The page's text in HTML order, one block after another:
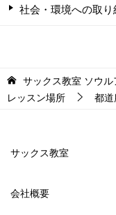
社会・環境への取り
サックス教室 ソウル
レッスン場所
都
サックス教室
会社概要